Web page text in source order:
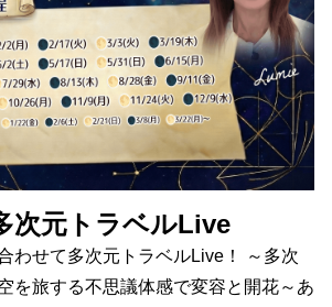
次元トラベルLive
わせて多次元トラベルLive！ ～多次
を旅する不思議体感で変容と開花～あ